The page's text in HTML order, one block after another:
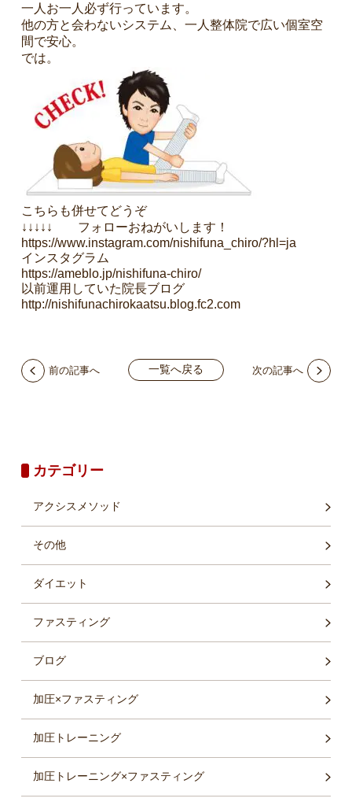
一人お一人必ず行っています。
他の方と会わないシステム、一人整体院で広い個室空
間で安心。
では。
こちらも併せてどうぞ
↓↓↓↓↓ フォローおねがいします！
https://www.instagram.com/nishifuna_chiro/?hl=ja
インスタグラム
https://ameblo.jp/nishifuna-chiro/
以前運用していた院長ブログ
http://nishifunachirokaatsu.blog.fc2.com
前の記事へ 一覧へ戻る 次の記事へ
カテゴリー
アクシスメソッド
その他
ダイエット
ファスティング
ブログ
加圧×ファスティング
加圧トレーニング
加圧トレーニング×ファスティング